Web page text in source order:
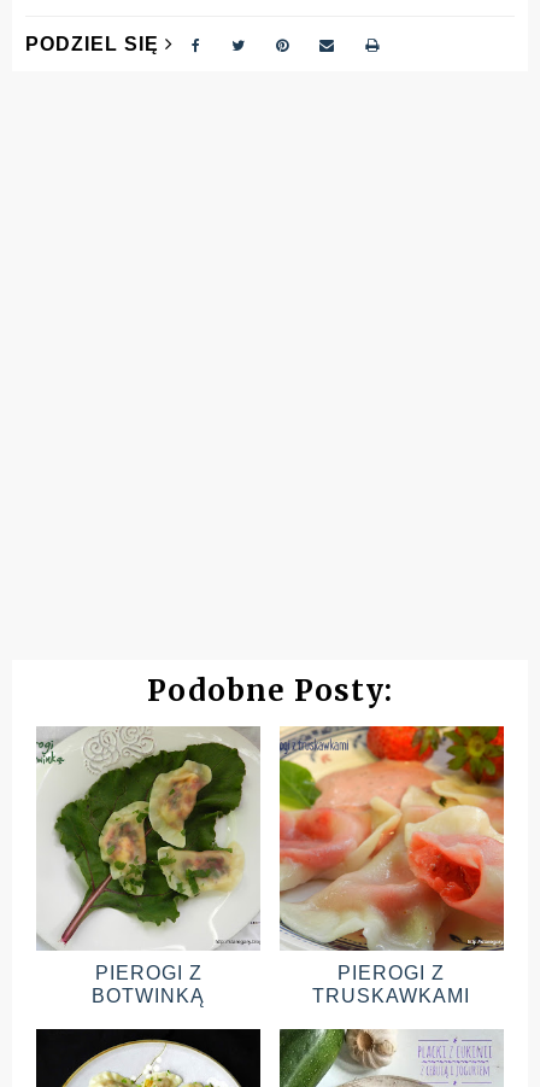
PODZIEL SIĘ
Podobne Posty:
PIEROGI Z
BOTWINKĄ
PIEROGI Z
TRUSKAWKAMI